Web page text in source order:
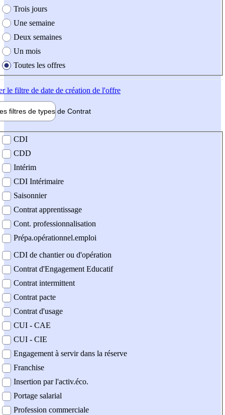
Trois jours
Une semaine
Deux semaines
Un mois
Toutes les offres
le filtre de date de création de l'offre
filtres de types de Contrat
contrat
CDI
CDD
Intérim
CDI Intérimaire
Saisonnier
Contrat apprentissage
Cont. professionnalisation
Prépa.opérationnel.emploi
CDI de chantier ou d'opération
Contrat d'Engagement Educatif
Contrat intermittent
Contrat pacte
Contrat d'usage
CUI - CAE
CUI - CIE
Engagement à servir dans la réserve
Franchise
Insertion par l'activ.éco.
Portage salarial
Profession commerciale